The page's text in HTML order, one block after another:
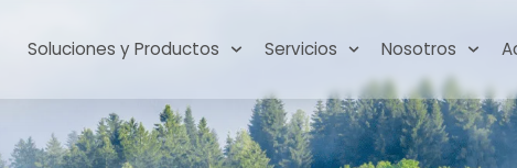
Soluciones y Productos Servicios Nosotros